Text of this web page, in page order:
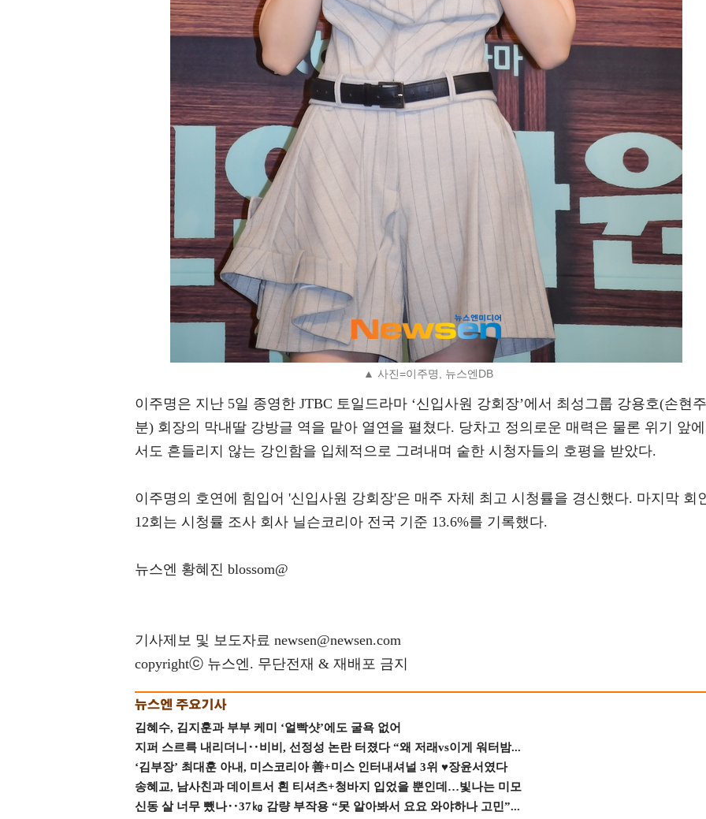
▲ 사진=이주명, 뉴스엔DB
이주명은 지난 5일 종영한 JTBC 토일드라마 ‘신입사원 강회장’에서 최성그룹 강용호(손현주
분) 회장의 막내딸 강방글 역을 맡아 열연을 펼쳤다. 당차고 정의로운 매력은 물론 위기 앞에
서도 흔들리지 않는 강인함을 입체적으로 그려내며 숱한 시청자들의 호평을 받았다.
이주명의 호연에 힘입어 '신입사원 강회장'은 매주 자체 최고 시청률을 경신했다. 마지막 회
12회는 시청률 조사 회사 닐슨코리아 전국 기준 13.6%를 기록했다.
뉴스엔 황혜진 blossom@
기사제보 및 보도자료 newsen@newsen.com
copyrightⓒ 뉴스엔. 무단전재 & 재배포 금지
김혜수, 김지훈과 부부 케미 ‘얼빡샷’에도 굴욕 없어
지퍼 스르륵 내리더니‥비비, 선정성 논란 터졌다 “왜 저래vs이게 워터밤...
‘김부장’ 최대훈 아내, 미스코리아 善+미스 인터내셔널 3위 ♥장윤서였다
송혜교, 남사친과 데이트서 흰 티셔츠+청바지 입었을 뿐인데…빛나는 미모
신동 살 너무 뺐나‥37㎏ 감량 부작용 “못 알아봐서 요요 와야하나 고민”...